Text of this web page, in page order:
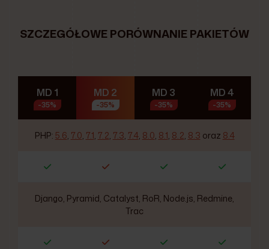
SZCZEGÓŁOWE PORÓWNANIE PAKIETÓW
MD 1
-35%
MD 2
-35%
MD 3
-35%
MD 4
-35%
PHP: 5.6 7.0 7.1 7.2 7.3 7.4, 8.0 8.1 8.2 8.3 oraz 8.4
Django, Pyramid, Catalyst, RoR, Node.js, Redmine,
Trac